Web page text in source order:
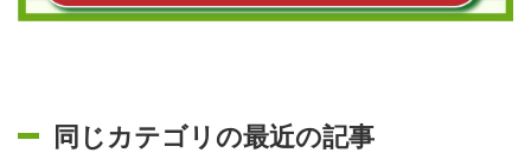
同じカテゴリの最近の記事